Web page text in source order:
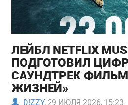
ЛЕЙБЛ NETFLIX
ПОДГОТОВИЛ
САУНДТРЕК
ЖИЗНЕЙ»
D!ZZY, 29 ИЮЛЯ 2026, 15:23